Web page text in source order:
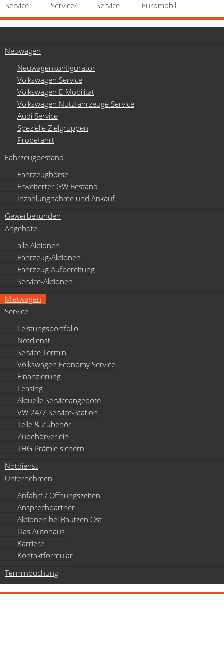
Neuwagen
Neuwagenkonfigurator
Volkswagen Service
Volkswagen E-Mobilität
Volkswagen Nutzfahrzeuge Service
Audi Service
Spezielle Zielgruppen
Probefahrt
Fahrzeugbestand
Fahrzeugbörse
Erweiterter GW Bestand
Inzahlungnahme und Ankauf
Gewerbekunden
Angebote
alle Aktionen
Fahrzeug-Aktionen
Fahrzeug Aufbereitung
Service-Aktionen
Mietwagen
Service
Leistungsportfolio
Notdienst
Service Termin
Volkswagen Economy Service
Finanzierung
Leasing
Aktuelle Serviceangebote
VW 24/7 Service-Station
Teile & Zubehör
Zubehörverleih
THG Prämie sichern
Notdienst
Unternehmen
Anfahrt / Öffnungszeiten
Ansprechpartner
Aktionen bei Bautzen Ost
Das Autohaus
Karriere
Kontaktformular
Terminbuchung